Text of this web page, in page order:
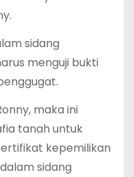
sidang
menguji bukti
maka ini
tanah untuk
kepemilikan
sidang